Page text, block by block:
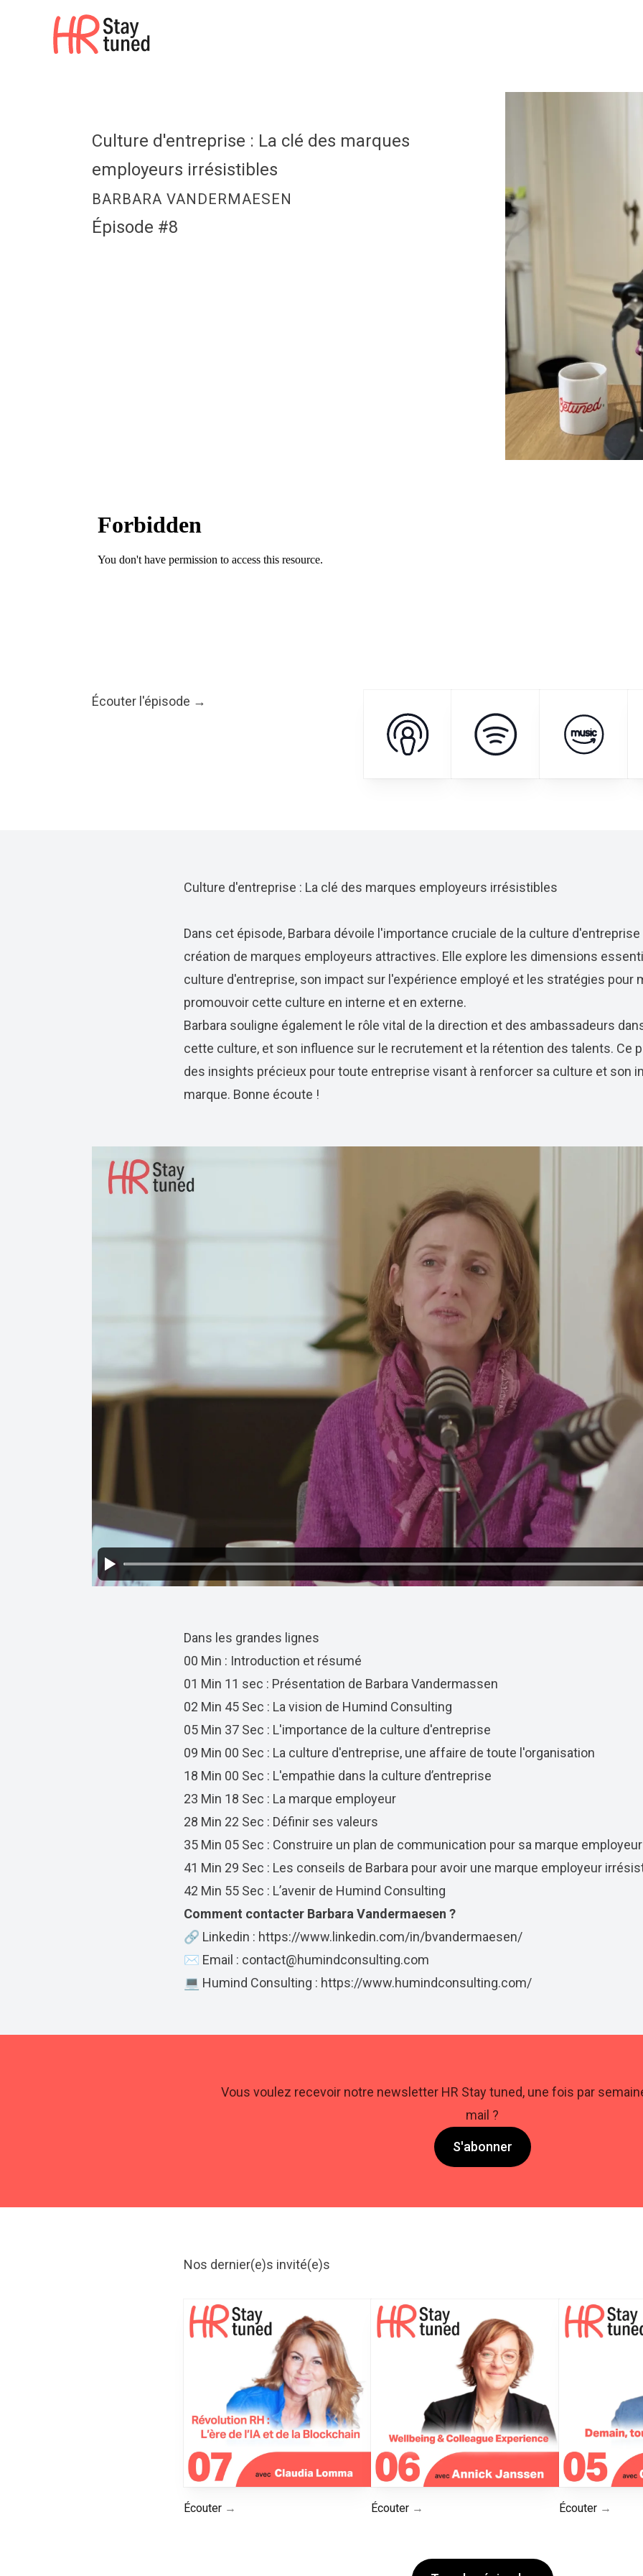
HR Stay tuned
Culture d'entreprise : La clé des marques
employeurs irrésistibles
BARBARA VANDERMAESEN
Épisode #8
Écouter l'épisode →
Culture d'entreprise : La clé des marques employeurs irrésistibles
Dans cet épisode, Barbara dévoile l'importance cruciale de la culture d'entreprise
création de marques employeurs attractives. Elle explore les dimensions
culture d'entreprise, son impact sur l'expérience employé et les stratégies pour
promouvoir cette culture en interne et en externe.
Barbara souligne également le rôle vital de la direction et des ambassadeurs
cette culture, et son influence sur le recrutement et la rétention des talents. Ce
des insights précieux pour toute entreprise visant à renforcer sa culture et son
marque. Bonne écoute !
Dans les grandes lignes
00 Min : Introduction et résumé
01 Min 11 sec : Présentation de Barbara Vandermassen
02 Min 45 Sec : La vision de Humind Consulting
05 Min 37 Sec : L'importance de la culture d'entreprise
09 Min 00 Sec : La culture d'entreprise, une affaire de toute l'organisation
18 Min 00 Sec : L'empathie dans la culture d’entreprise
23 Min 18 Sec : La marque employeur
28 Min 22 Sec : Définir ses valeurs
35 Min 05 Sec : Construire un plan de communication pour sa marque employeur
41 Min 29 Sec : Les conseils de Barbara pour avoir une marque employeur
42 Min 55 Sec : L’avenir de Humind Consulting
Comment contacter Barbara Vandermaesen ?
🔗 Linkedin : https://www.linkedin.com/in/bvandermaesen/
✉️ Email : contact@humindconsulting.com
💻 Humind Consulting : https://www.humindconsulting.com/
Vous voulez recevoir notre newsletter HR Stay tuned, une fois par
mail ?
S'abonner
Nos dernier(e)s invité(e)s
Écouter Écouter Écouter